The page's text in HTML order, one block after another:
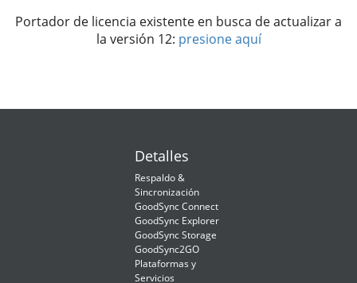
Portador de licencia existente en busca de actualizar a
la versión 12: presione aquí
Detalles
Respaldo &
Sincronización
GoodSync Connect
GoodSync Explorer
GoodSync Storage
GoodSync2GO
Plataformas y
Servicios